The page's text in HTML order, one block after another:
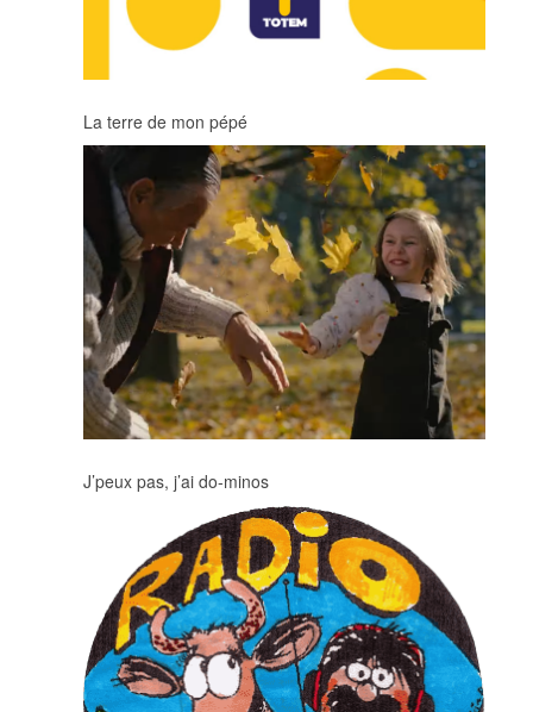
La terre de mon pépé
J’peux pas, j’ai do-minos